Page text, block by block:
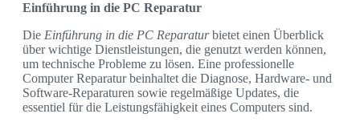
Einführung in die PC Reparatur
Die Einführung in die PC Reparaturbietet einen Überblick
über wichtige Dienstleistungen, die genutzt werden können,
um technische Probleme zu lösen. Eine professionelle
Computer Reparatur beinhaltet die Diagnose, Hardware- und
Software-Reparaturen sowie regelmäßige Updates, die
essentiel für die Leistungsfähigkeit eines Computers sind.